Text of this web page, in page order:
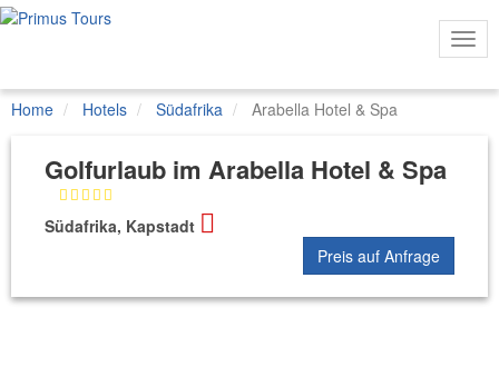
Home Hotels Südafrika Arabella Hotel & Spa
Golfurlaub im Arabella Hotel & Spa
Südafrika, Kapstadt
Preis auf Anfrage